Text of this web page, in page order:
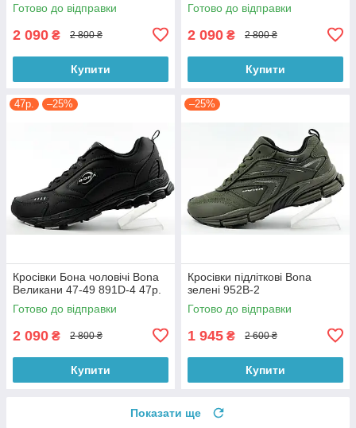
Готово до відправки
2 090 ₴ 2 800 ₴
Купити
Готово до відправки
2 090 ₴ 2 800 ₴
Купити
47р. –25%
Кросівки Бона чоловічі Bona
Великани 47-49 891D-4 47р.
Готово до відправки
2 090 ₴ 2 800 ₴
Купити
–25%
Кросівки підліткові Bona
зелені 952B-2
Готово до відправки
1 945 ₴ 2 600 ₴
Купити
Показати ще